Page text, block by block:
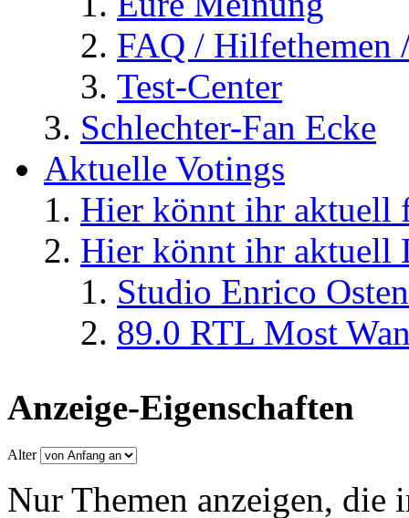
FAQ / Hilfethemen
Test-Center
Schlechter-Fan Ecke
Aktuelle Votings
Hier könnt ihr aktuell
Hier könnt ihr aktuell
Studio Enrico
89.0 RTL Most
Anzeige-Eigenschaften
Alter
Nur Themen anzeigen, die